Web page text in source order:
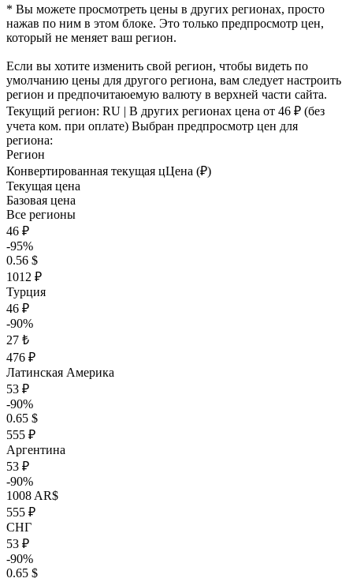
* Вы можете просмотреть цены в других регионах, просто
нажав по ним в этом блоке. Это только предпросмотр цен,
который не меняет ваш регион.
Если вы хотите изменить свой регион, чтобы видеть по
умолчанию цены для другого региона, вам следует настроить
регион и предпочитаюемую валюту в верхней части сайта.
Текущий регион: RU | В других регионах цена от 46 ₽ (без
учета ком. при оплате) Выбран предпросмотр цен для
региона:
Регион
Конвертированная текущая цЦена (₽)
Текущая цена
Базовая цена
Все регионы
46 ₽
-95%
0.56 $
1012 ₽
Турция
46 ₽
-90%
27 ₺
476 ₽
Латинская Америка
53 ₽
-90%
0.65 $
555 ₽
Аргентина
53 ₽
-90%
1008 AR$
555 ₽
СНГ
53 ₽
-90%
0.65 $